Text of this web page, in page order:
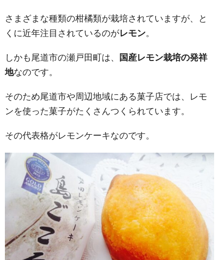
さまざまな種類の柑橘類が栽培されていますが、と
くに近年注目されているのがレモン。
しかも尾道市の瀬戸田町は、
国産レモン栽培の発祥
地なのです。
そのため尾道市や周辺地域にある菓子店では、レモ
ンを使った菓子がたくさんつくられています。
その代表格がレモンケーキなのです。